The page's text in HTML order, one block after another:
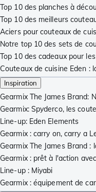
Top 10 des planches à
Top 10 des meilleurs
Aciers pour couteaux de
Notre top 10 des sets de
Top 10 des cadeaux pour
Couteaux de cuisine Eden :
Inspiration
Gearmix The James Brand:
Gearmix: Spyderco, les
Line-up: Eden Elements
Gearmix : carry on, carry a
Gearmix The James Brand :
Gearmix : prêt à l'action
Line-up : Miyabi
Gearmix : équipement de